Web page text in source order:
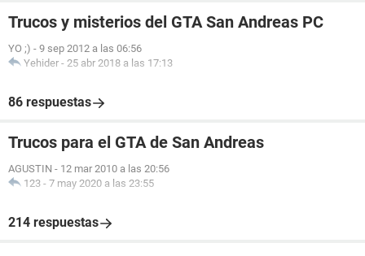
Trucos y misterios del GTA San Andreas PC
YO ;) - 9 sep 2012 a las 06:56
Yehider - 25 abr 2018 a las 17:13
86 respuestas
Trucos para el GTA de San Andreas
AGUSTIN - 12 mar 2010 a las 20:56
123 - 7 may 2020 a las 23:55
214 respuestas